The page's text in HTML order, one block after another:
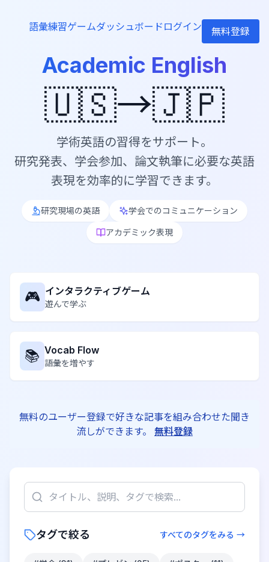
語彙練習ゲームダッシュボード ログイン 無料登録
Academic English
🇺🇸→🇯🇵
学術英語の習得をサポート。
研究発表、学会参加、論文執筆に必要な英語
表現を効率的に学習できます。
研究現場の英語 学会でのコミュニケーション
アカデミック表現
🎮 インタラクティブゲーム
遊んで学ぶ
📚 Vocab Flow
語彙を増やす
無料のユーザー登録で好きな記事を組み合わせた聞き
流しができます。
無料登録
タグで絞る すべてのタグをみる →